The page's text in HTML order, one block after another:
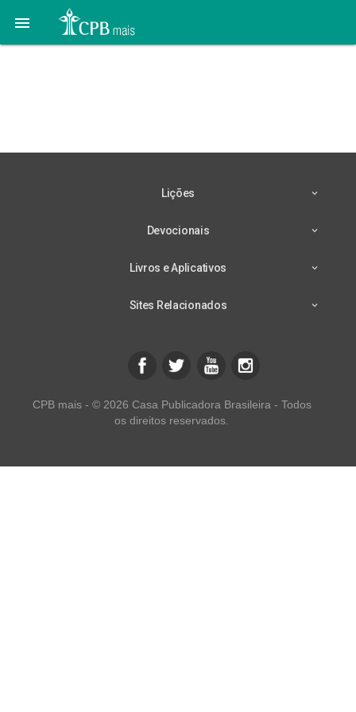

Lições
Devocionais
Livros e Aplicativos
Sites Relacionados
CPB mais - © 2026 Casa Publicadora Brasileira - Todos
os direitos reservados.